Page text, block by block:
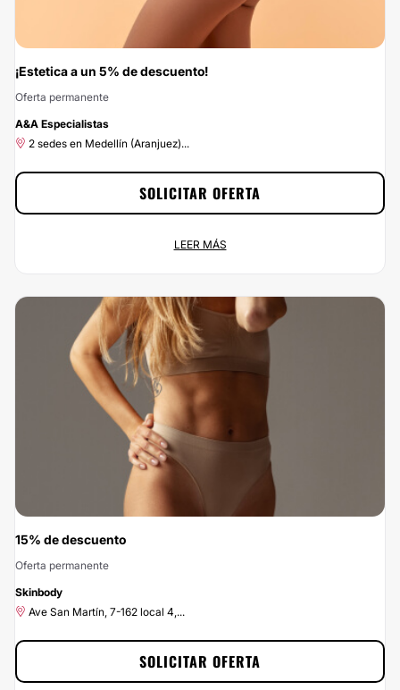
-5%
¡Estetica a un 5% de descuento!
Oferta permanente
A&A Especialistas
2 sedes en Medellín (Aranjuez)...
No dejes escapar esta oportunidad: con Clinicasesteticas.com.co vas a
ahorrar el 5% si te pones en las manos de AyA Especialistas. Si estás
buscando el mejor precio para un servicio de calidad, ¡has encontrado la
mejor opción! Porque en Clinicasesteticas.com.co, no queremos que el precio
sea el problema.
SOLICITAR OFERTA
LEER MÁS
-15%
15% de descuento
Oferta permanente
Skinbody
Ave San Martín, 7-162 local 4,...
SOLICITAR OFERTA